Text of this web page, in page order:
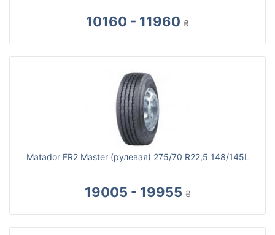
10160 - 11960 ₴
Matador FR2 Master (рулевая) 275/70 R22,5 148/145L
19005 - 19955 ₴